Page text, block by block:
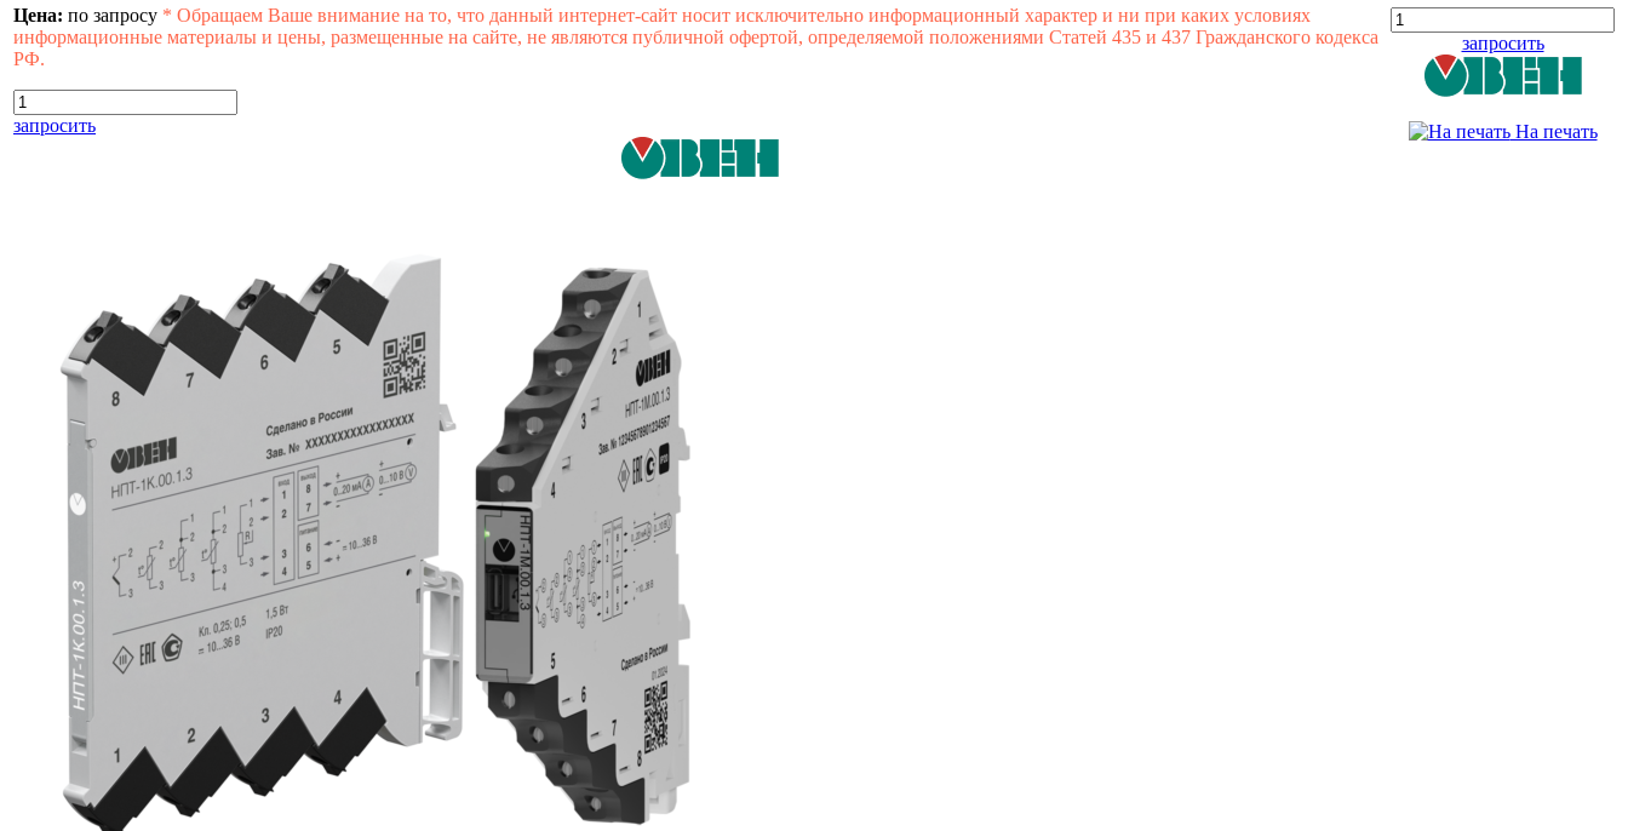
Цена: по запросу * Обращаем Ваше внимание на то, что данный интернет-сайт носит исключительно информационный характер и ни при каких условиях
информационные материалы и цены, размещенные на сайте, не являются публичной офертой, определяемой положениями Статей 435 и 437 Гражданского кодекса
РФ.
запросить
запросить
На печать